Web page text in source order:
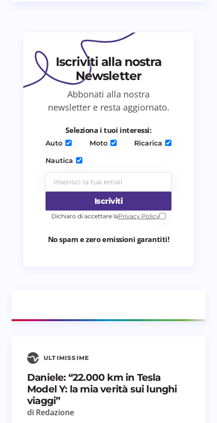
Salva il mio nome e email in questo browser
per il prossimo commento.
Invia commento
Iscriviti alla nostra
Newsletter
Abbonati alla nostra
newsletter e resta aggiornato.
Seleziona i tuoi interessi:
Auto Moto
Ricarica
Nautica
Iscriviti
Dichiaro di accettare laPrivacy Policy
No spam e zero emissioni garantiti!
ULTIMISSIME
Daniele: “22.000 km in Tesla
Model Y: la mia verità sui lunghi
viaggi”
di Redazione